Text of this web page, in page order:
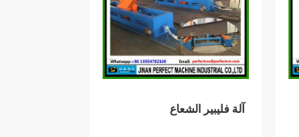
آلة فليبير الشعاع